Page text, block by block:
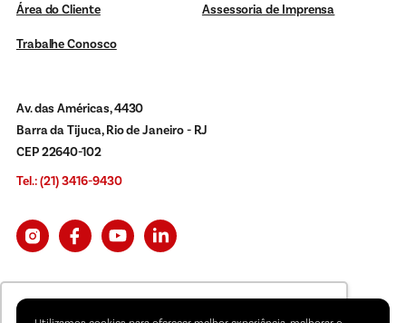
Av. das Américas, 4430
Barra da Tijuca, Rio de Janeiro - RJ
CEP 22640-102
Tel.: (21) 3416-9430
Área do Cliente Assessoria de Imprensa
Trabalhe Conosco
Política de Privacidade